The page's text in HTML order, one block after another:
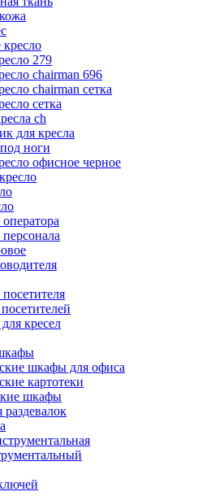
279
chairman 696
chairman сетка
сетка
ch
для кресла
ноги
офисное черное
кресел
шкафы для офиса
картотеки
шкафы